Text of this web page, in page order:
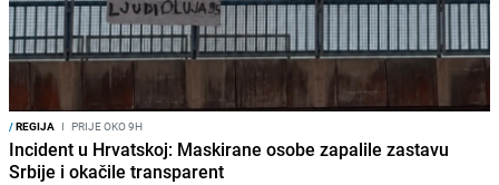
/REGIJA I PRIJE OKO 9H
Incident u Hrvatskoj: Maskirane osobe zapalile zastavu
Srbije i okačile transparent